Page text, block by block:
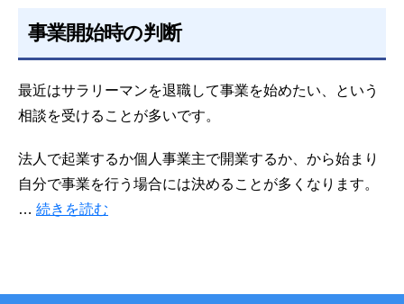
事業開始時の判断
最近はサラリーマンを退職して事業を始めたい、という
相談を受けることが多いです。
法人で起業するか個人事業主で開業するか、から始まり
自分で事業を行う場合には決めることが多くなります。
… 続きを読む